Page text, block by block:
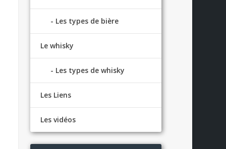
Les types de bière
Le whisky
Les types de whisky
Les Liens
Les vidéos